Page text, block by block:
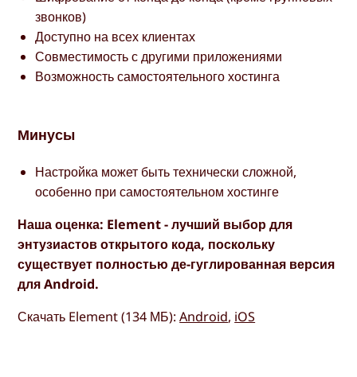
звонков)
Доступно на всех клиентах
Совместимость с другими приложениями
Возможность самостоятельного хостинга
Минусы
Настройка может быть технически сложной,
особенно при самостоятельном хостинге
Наша оценка: Element - лучший выбор для
энтузиастов открытого кода, поскольку
существует полностью де-гуглированная версия
для Android.
Скачать Element (134 МБ):Android, iOS